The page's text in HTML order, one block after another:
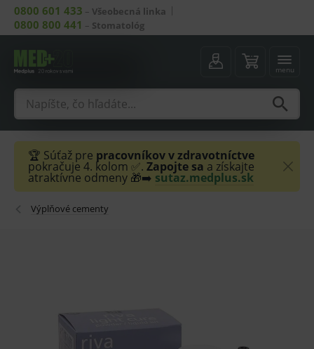
0800 601 433 – Všeobecná linka
0800 800 441 – Stomatológ
menu
🏆 Súťaž pre pracovníkov v zdravotníctve
pokračuje 4. kolom ✅. Zapojte sa a získajte
atraktívne odmeny 🎁➡️ sutaz.medplus.sk
Výplňové cementy